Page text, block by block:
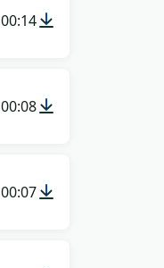
00:14
00:08
00:07